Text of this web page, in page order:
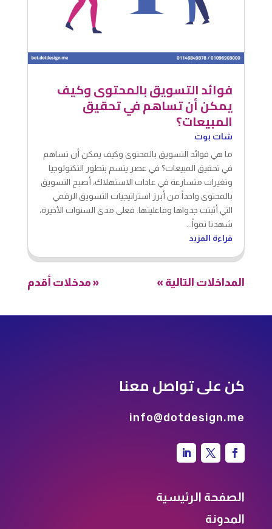
فوائد التسويق بالمحتوى وكيف
يمكن أن تساهم في تحقيق
المبيعات؟
شات بوت
ما هي فوائد التسويق بالمحتوى وكيف يمكن أن تساهم
في تحقيق المبيعات؟ في عصر يتسم بتطور التكنولوجيا
وتغيرات متسارعة في عادات الاستهلاك، أصبح التسويق
بالمحتوى واحداً من أبرز استراتيجيات التسويق الرقمي
التي أثبتت جدواها وفاعليتها. فعلى مدى السنوات الأخيرة،
شهدنا نمواً...
قراءة المزيد
« مدخلات أقدم المداخلات التالية »
كن على تواصل معنا
info@dotdesign.me
الصفحة الرئيسية
المدونة